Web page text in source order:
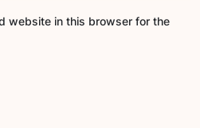
website in this browser for the